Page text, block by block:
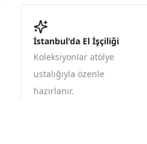
İstanbul'da El İşçiliği
Koleksiyonlar atölye
ustalığıyla özenle
hazırlanır.